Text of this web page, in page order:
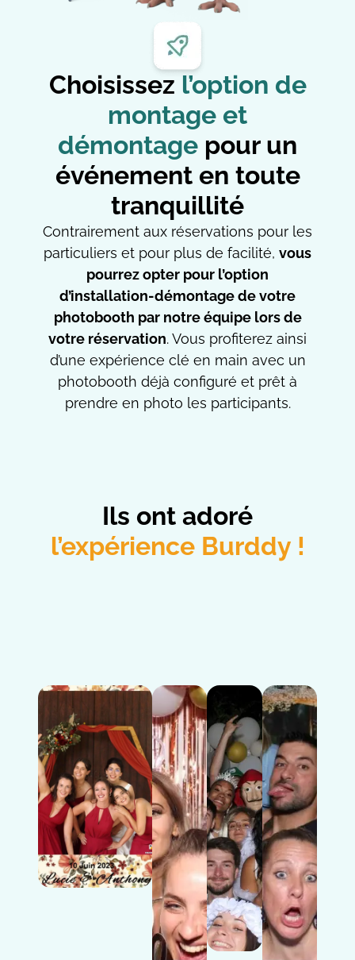
Choisissez l’option de
montage et
démontage pour un
événement en toute
tranquillité
Contrairement aux réservations pour les
particuliers et pour plus de facilité, vous
pourrez opter pour l’option
d’installation-démontage de votre
photobooth par notre équipe lors de
votre réservation. Vous profiterez ainsi
d’une expérience clé en main avec un
photobooth déjà configuré et prêt à
prendre en photo les participants.
Ils ont adoré
l’expérience Burddy !